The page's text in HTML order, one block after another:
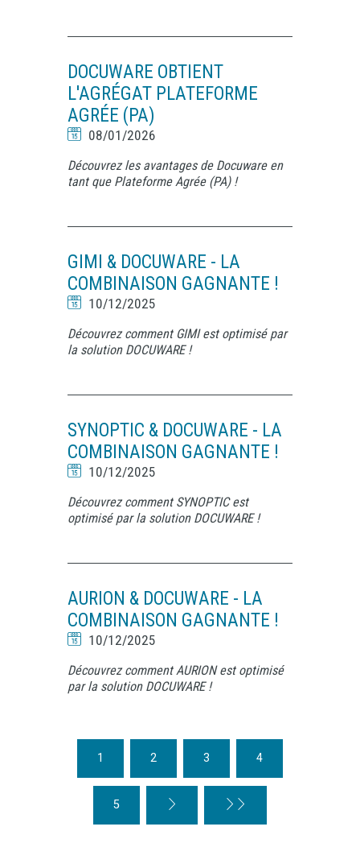
DOCUWARE OBTIENT
L'AGRÉGAT PLATEFORME
AGRÉE (PA)
08/01/2026
Découvrez les avantages de Docuware en
tant que Plateforme Agrée (PA) !
GIMI & DOCUWARE - LA
COMBINAISON GAGNANTE !
10/12/2025
Découvrez comment GIMI est optimisé par
la solution DOCUWARE !
SYNOPTIC & DOCUWARE - LA
COMBINAISON GAGNANTE !
10/12/2025
Découvrez comment SYNOPTIC est
optimisé par la solution DOCUWARE !
AURION & DOCUWARE - LA
COMBINAISON GAGNANTE !
10/12/2025
Découvrez comment AURION est optimisé
par la solution DOCUWARE !
1 2 3 4
5 < <<